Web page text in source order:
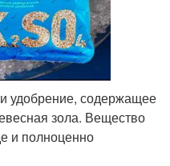
удобрение, содержащее
зола. Вещество
и полноценно